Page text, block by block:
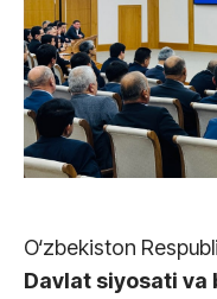
O‘zbekiston
Davlat siyosati